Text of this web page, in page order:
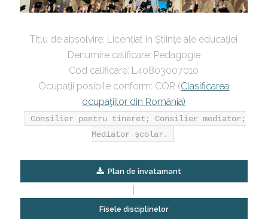
Titlu de absolvire: Licenţiat în Ştiinţe ale educaţiei
Denumire calificare: Pedagogie
Cod calificare: L40803007010
Ocupaţii posibile conform: COR (Clasificarea
ocupaţiilor din România)
Consilier pentru tineret; Consilier mediator;
Mediator școlar.
Plan de invatamant
Fisele disciplinelor